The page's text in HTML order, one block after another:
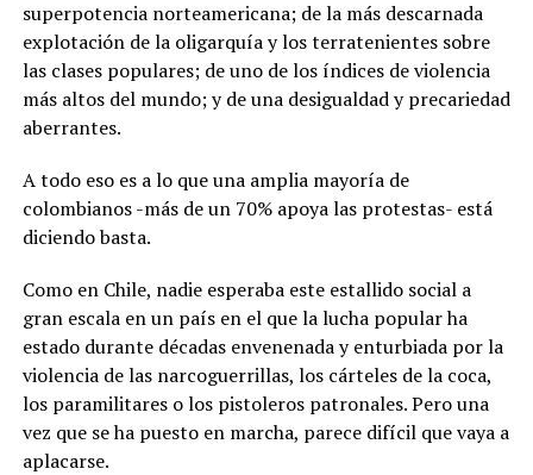
superpotencia norteamericana; de la más descarnada
explotación de la oligarquía y los terratenientes sobre
las clases populares; de uno de los índices de violencia
más altos del mundo; y de una desigualdad y precariedad
aberrantes.
A todo eso es a lo que una amplia mayoría de
colombianos -más de un 70% apoya las protestas- está
diciendo basta.
Como en Chile, nadie esperaba este estallido social a
gran escala en un país en el que la lucha popular ha
estado durante décadas envenenada y enturbiada por la
violencia de las narcoguerrillas, los cárteles de la coca,
los paramilitares o los pistoleros patronales. Pero una
vez que se ha puesto en marcha, parece difícil que vaya a
aplacarse.